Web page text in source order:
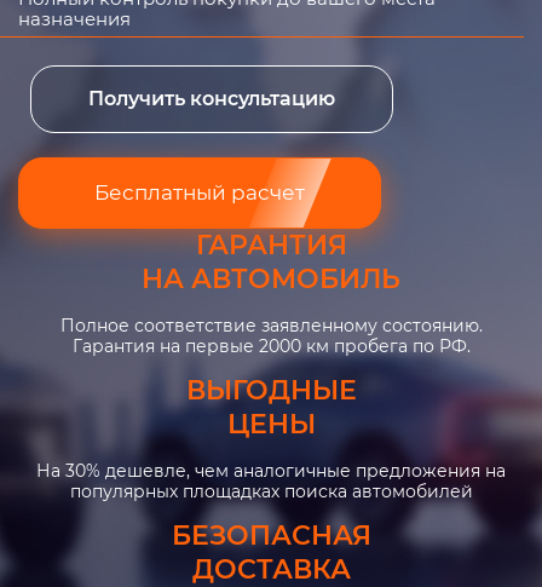
назначения
Получить консультацию
Бесплатный расчет
ГАРАНТИЯ
НА АВТОМОБИЛЬ
Полное соответствие заявленному состоянию.
Гарантия на первые 2000 км пробега по РФ.
ВЫГОДНЫЕ
ЦЕНЫ
На 30% дешевле, чем аналогичные предложения на
популярных площадках поиска автомобилей
БЕЗОПАСНАЯ
ДОСТАВКА